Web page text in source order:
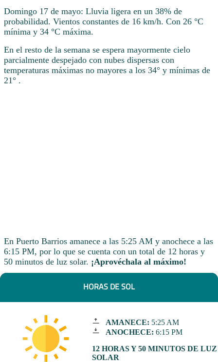
Domingo 17 de mayo: Lluvia ligera en un 38% de
probabilidad. Vientos constantes de 16 km/h. Con 26 °C
mínima y 34 °C máxima.
En el resto de la semana se espera mayormente cielo
parcialmente despejado con nubes dispersas con
temperaturas máximas no mayores a los 34° y mínimas de
21° .
En Puerto Barrios amanece a las 5:25 AM y anochece a las
6:15 PM, por lo que se cuenta con un total de 12 horas y
50 minutos de luz solar. ¡Aprovéchala al máximo!
HORAS DE SOL
AMANECE: 5:25 AM
ANOCHECE: 6:15 PM
12 HORAS Y 50 MINUTOS DE LUZ
SOLAR